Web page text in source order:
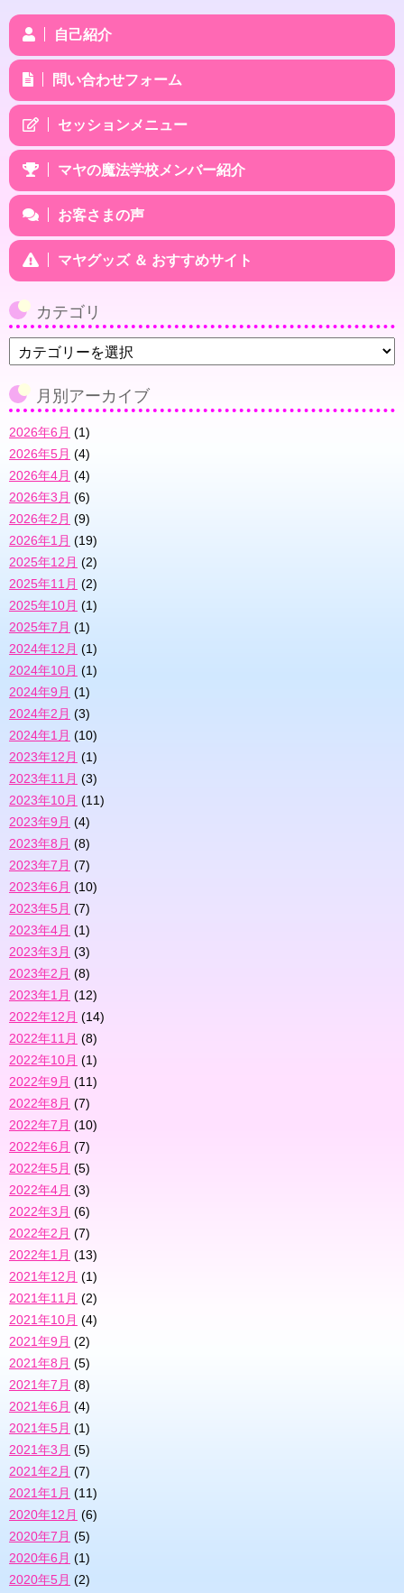
自己紹介
問い合わせフォーム
セッションメニュー
マヤの魔法学校メンバー紹介
お客さまの声
マヤグッズ ＆ おすすめサイト
カテゴリ
テ
ゴ
リ
月別アーカイブ
2026年6月 (1)
2026年5月 (4)
2026年4月 (4)
2026年3月 (6)
2026年2月 (9)
2026年1月 (19)
2025年12月 (2)
2025年11月 (2)
2025年10月 (1)
2025年7月 (1)
2024年12月 (1)
2024年10月 (1)
2024年9月 (1)
2024年2月 (3)
2024年1月 (10)
2023年12月 (1)
2023年11月 (3)
2023年10月 (11)
2023年9月 (4)
2023年8月 (8)
2023年7月 (7)
2023年6月 (10)
2023年5月 (7)
2023年4月 (1)
2023年3月 (3)
2023年2月 (8)
2023年1月 (12)
2022年12月 (14)
2022年11月 (8)
2022年10月 (1)
2022年9月 (11)
2022年8月 (7)
2022年7月 (10)
2022年6月 (7)
2022年5月 (5)
2022年4月 (3)
2022年3月 (6)
2022年2月 (7)
2022年1月 (13)
2021年12月 (1)
2021年11月 (2)
2021年10月 (4)
2021年9月 (2)
2021年8月 (5)
2021年7月 (8)
2021年6月 (4)
2021年5月 (1)
2021年3月 (5)
2021年2月 (7)
2021年1月 (11)
2020年12月 (6)
2020年7月 (5)
2020年6月 (1)
2020年5月 (2)